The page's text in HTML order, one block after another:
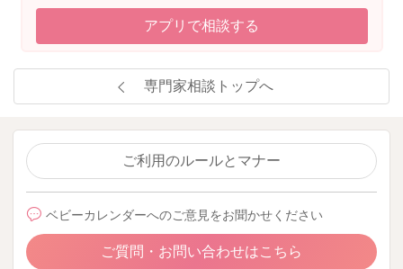
アプリで相談する
専門家相談トップへ
ご利用のルールとマナー
ベビーカレンダーへのご意見をお聞かせください
ご質問・お問い合わせはこちら